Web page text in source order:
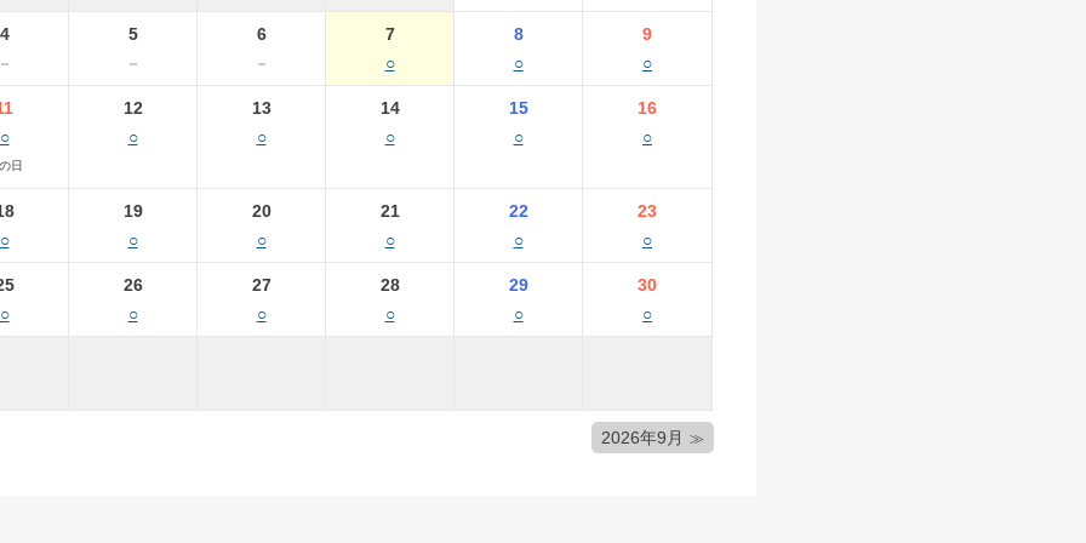
4
5
－
6
－
7
○
8
○
9
○
○
日
12
○
13
○
14
○
15
○
16
○
○
19
○
20
○
21
○
22
○
23
○
○
26
○
27
○
28
○
29
○
30
○
2026年9月